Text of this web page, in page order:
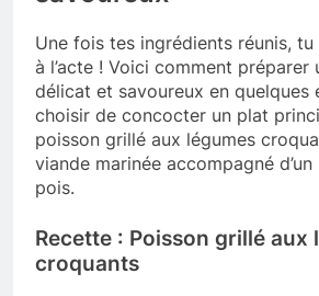
Une fois tes ingrédients réunis,
à l’acte ! Voici comment
délicat et savoureux en quelques
choisir de concocter un plat
poisson grillé aux légumes
viande marinée accompagné
pois.
Recette : Poisson grillé aux
croquants